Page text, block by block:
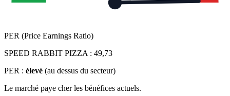
PER (Price Earnings Ratio)
SPEED RABBIT PIZZA : 49,73
PER : élevé (au dessus du secteur)
Le marché paye cher les bénéfices actuels.